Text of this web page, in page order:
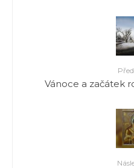
Vánoce a začátek